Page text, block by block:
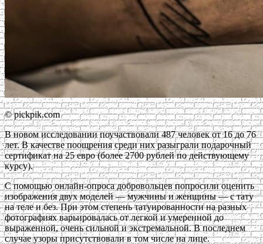
© pickpik.com
В новом исследовании поучаствовали 487 человек от 16 до 76
лет. В качестве поощрения среди них разыграли подарочный
сертификат на 25 евро (более 2700 рублей по действующему
курсу).
С помощью онлайн-опроса добровольцев попросили оценить
изображения двух моделей — мужчины и женщины — с тату
на теле и без. При этом степень татуированности на разных
фотографиях варьировалась от легкой и умеренной до
выраженной, очень сильной и экстремальной. В последнем
случае узоры присутствовали в том числе на лице.